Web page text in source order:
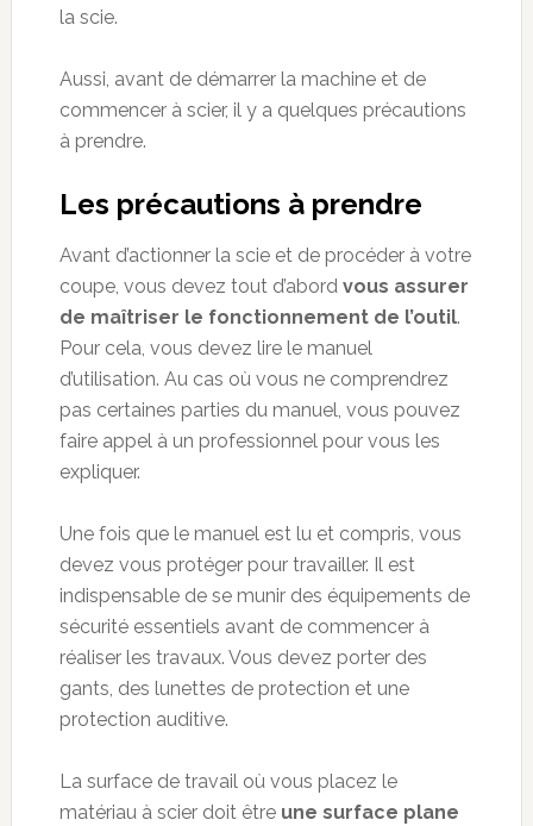
la scie.
Aussi, avant de démarrer la machine et de
commencer à scier, il y a quelques précautions
à prendre.
Les précautions à prendre
Avant d’actionner la scie et de procéder à votre
coupe, vous devez tout d’abordvous assurer
de maîtriser le fonctionnement de l’outil.
Pour cela, vous devez lire le manuel
d’utilisation. Au cas où vous ne comprendrez
pas certaines parties du manuel, vous pouvez
faire appel à un professionnel pour vous les
expliquer.
Une fois que le manuel est lu et compris, vous
devez vous protéger pour travailler. Il est
indispensable de se munir des équipements de
sécurité essentiels avant de commencer à
réaliser les travaux. Vous devez porter des
gants, des lunettes de protection et une
protection auditive.
La surface de travail où vous placez le
matériau à scier doit être une surface plane